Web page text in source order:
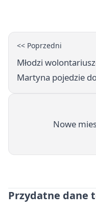
<< Poprzedni
Młodzi
Martyna pojedzie
Nowe
Przydatne dane